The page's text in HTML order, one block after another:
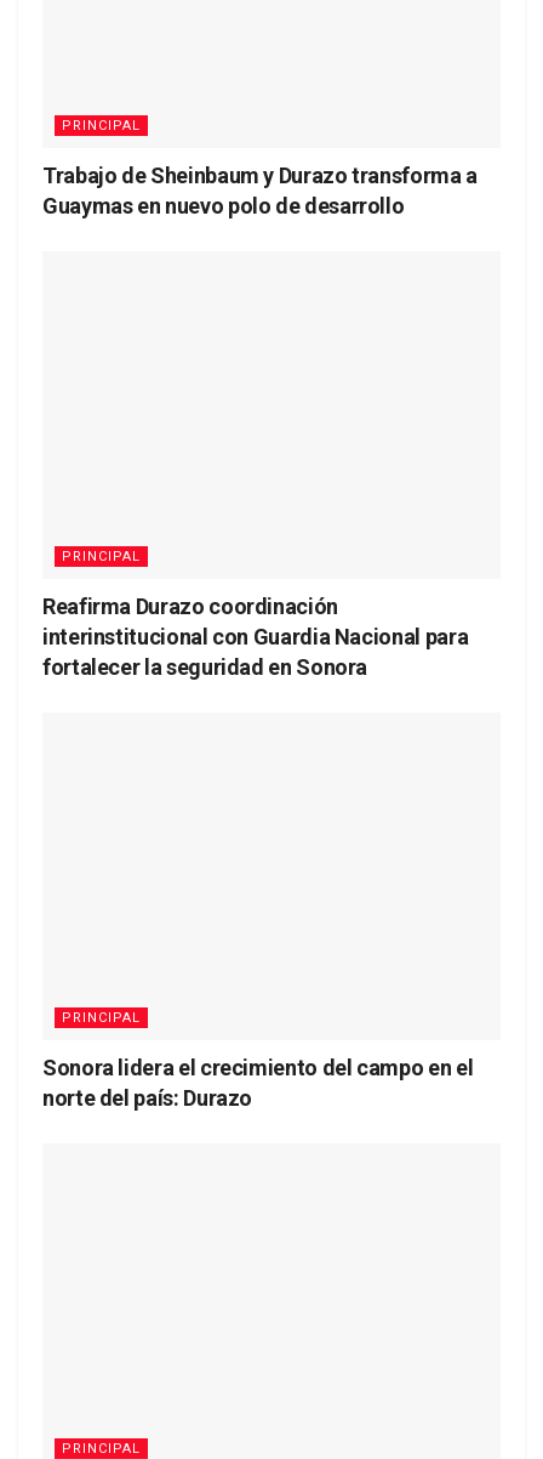
PRINCIPAL
Trabajo de Sheinbaum y Durazo transforma a
Guaymas en nuevo polo de desarrollo
PRINCIPAL
Reafirma Durazo coordinación
interinstitucional con Guardia Nacional para
fortalecer la seguridad en Sonora
PRINCIPAL
Sonora lidera el crecimiento del campo en el
norte del país: Durazo
PRINCIPAL